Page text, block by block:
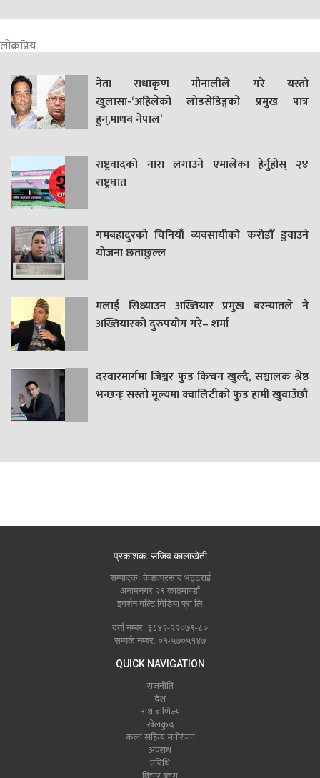
लोक्रप्रिय
नेता राधाकृण मौनालीले गरे यस्तो
खुलासा-‘अहिलेको लोडसेडिङ्गको प्रमुख पात्र
हुन्,माधव नेपाल’
राष्ट्रवादको नारा लगाउने एमालेका हेर्नुहोस् २४
राष्ट्रघात
गमबहादुरकाे चिनियाँ व्यवसायीको करोडौँ डुवाउने
याेजना छताछुल्ल
मलाई सिध्याउन अख्तियार प्रमुख बस्न्यातले नै
अख्तियारको दुरुपयोग गरे– शर्मा
दरवारमार्गमा जिञ्जर फुड किचन खुल्दै, सञ्चालक श्रेष्ठ
भन्छन्ः सस्तो मूल्यमा क्वालिटीको फुड हामी खुवाउँछौं
प्रकाशक: सजिव कालाखेती
सम्पादकः केशवप्रसाद भट्टराई
अनामनगर २९ काठमाण्डौं
इमर्शन मल्टि मिडिया प्रा लि
दर्ता नम्बर: ३८४२-२२०७९-८०
सम्पर्क नम्बर: ०१-५७०५१४७
QUICK NAVIGATION
राजनीति
देश
अर्थ बाणिज्य
खेलकुद
कला सहित्य मनोरंजन
अपराध
प्रबिधि